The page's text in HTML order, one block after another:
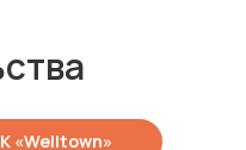
«Welltown»